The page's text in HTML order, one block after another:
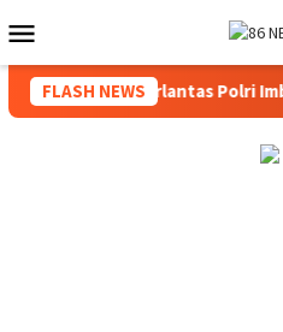
ke
kontenMobile
FLASH NEWS
Dokumen, Korlantas Polri